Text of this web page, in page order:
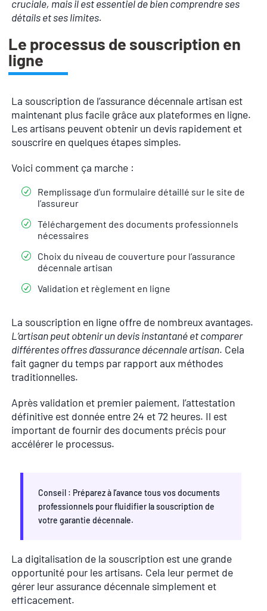
cruciale, mais il est essentiel de bien comprendre ses
détails et ses limites.
Le processus de souscription en
ligne
La souscription de l’assurance décennale artisan est
maintenant plus facile grâce aux plateformes en ligne.
Les artisans peuvent obtenir un devis rapidement et
souscrire en quelques étapes simples.
Voici comment ça marche :
Remplissage d’un formulaire détaillé sur le site de
l’assureur
Téléchargement des documents professionnels
nécessaires
Choix du niveau de couverture pour l’assurance
décennale artisan
Validation et règlement en ligne
La souscription en ligne offre de nombreux avantages.
L’artisan peut obtenir un devis instantané et comparer
différentes offres d’assurance décennale artisan. Cela
fait gagner du temps par rapport aux méthodes
traditionnelles.
Après validation et premier paiement, l’attestation
définitive est donnée entre 24 et 72 heures. Il est
important de fournir des documents précis pour
accélérer le processus.
Conseil : Préparez à l’avance tous vos documents
professionnels pour fluidifier la souscription de
votre garantie décennale.
La digitalisation de la souscription est une grande
opportunité pour les artisans. Cela leur permet de
gérer leur assurance décennale simplement et
efficacement.